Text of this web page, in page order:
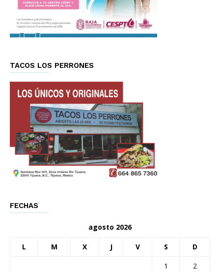
TACOS LOS PERRONES
FECHAS
agosto 2026
L M X J V S D
1
2